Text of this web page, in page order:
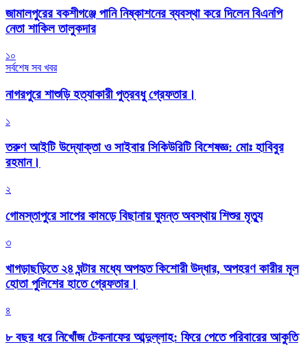
জামালপুরের বকশীগঞ্জে পানি নিষ্কাশনের ব্যবস্থা করে দিলেন বিএনপি
নেতা শাকিল তালুকদার
১০
সর্বশেষ সব খবর
নাগরপুরে শাশুড়ি হত্যাকারী পুত্রবধু গ্রেফতার।
১
তরুণ আইটি উদ্যোক্তা ও সাইবার সিকিউরিটি বিশেষজ্ঞ: মোঃ হাবিবুর
রহমান।
২
গোমস্তাপুরে সাপের কামড়ে বিছানায় ঘুমন্ত অবস্থায় শিশুর মৃত্যু
৩
খাগড়াছড়িতে ২৪ ঘন্টার মধ্যে অপহৃত কিশোরী উদ্ধার, অপহরণ কারীর মূল
হোতা পুলিশের হাতে গ্রেফতার।
৪
৮ বছর ধরে নিখোঁজ টেকনাফের আব্দুল্লাহ: ফিরে পেতে পরিবারের আকুতি